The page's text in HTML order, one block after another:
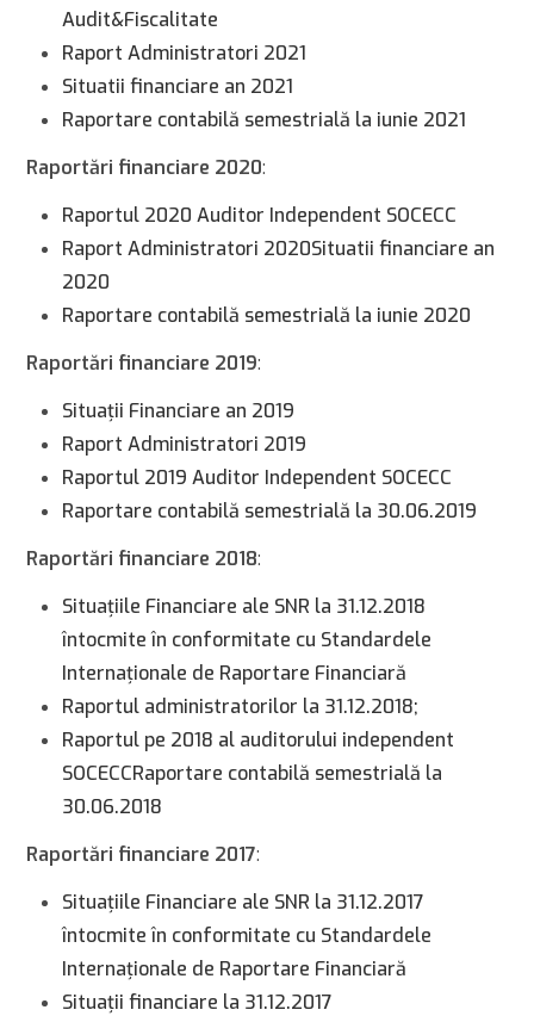
Audit&Fiscalitate
Raport Administratori 2021
Situatii financiare an 2021
Raportare contabilă semestrială la iunie 2021
Raportări financiare 2020:
Raportul 2020 Auditor Independent SOCECC
Raport Administratori 2020Situatii financiare an
2020
Raportare contabilă semestrială la iunie 2020
Raportări financiare 2019:
Situaţii Financiare an 2019
Raport Administratori 2019
Raportul 2019 Auditor Independent SOCECC
Raportare contabilă semestrială la 30.06.2019
Raportări financiare 2018:
Situaţiile Financiare ale SNR la 31.12.2018
întocmite în conformitate cu Standardele
Internaţionale de Raportare Financiară
Raportul administratorilor la 31.12.2018;
Raportul pe 2018 al auditorului independent
SOCECCRaportare contabilă semestrială la
30.06.2018
Raportări financiare 2017:
Situaţiile Financiare ale SNR la 31.12.2017
întocmite în conformitate cu Standardele
Internaţionale de Raportare Financiară
Situaţii financiare la 31.12.2017